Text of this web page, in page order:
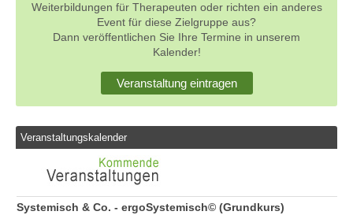
Weiterbildungen für Therapeuten oder richten ein anderes
Event für diese Zielgruppe aus?
Dann veröffentlichen Sie Ihre Termine in unserem
Kalender!
Veranstaltung eintragen
Veranstaltungskalender
Systemisch & Co. - ergoSystemisch© (Grundkurs)